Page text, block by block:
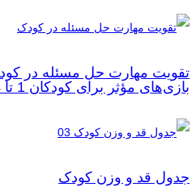
بازی‌های مؤثر برای کودکان 1 تا 4 سال
جدول قد و وزن کودک